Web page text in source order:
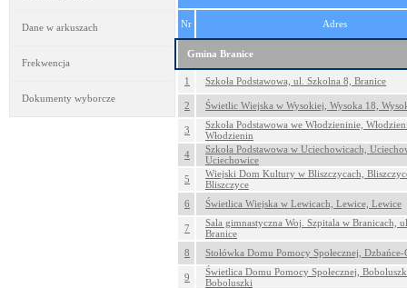
Dane w arkuszach
Frekwencja
Dokumenty wyborcze
Nr Adres
Gmina Branice
1 Szkoła Podstawowa, ul. Szkolna 8, Branice
2 Świetlic Wiejska w Wysokiej, Wysoka 18,
3
Szkoła Podstawowa we Włodzieninie,
Włodzienin
4
Szkoła Podstawowa w Uciechowicach,
Uciechowice
5
Wiejski Dom Kultury w Bliszczycach,
Bliszczyce
6
Świetlica Wiejska w Lewicach, Lewice, Lewice
7
Sala gimnastyczna Woj. Szpitala w Branicach,
Branice
8
Stołówka Domu Pomocy Społecznej, Dzbańce-
9
Świetlica Domu Pomocy Społecznej,
Boboluszki